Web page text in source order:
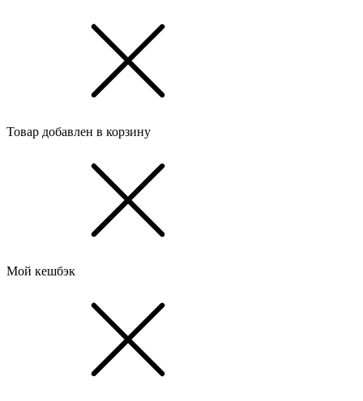
Товар добавлен в корзину
Мой кешбэк